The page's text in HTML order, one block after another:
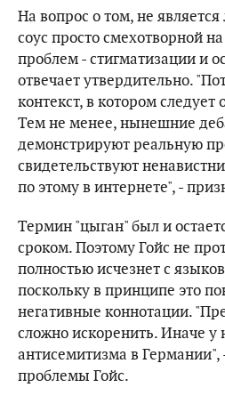
На вопрос о том, не является
соус просто смехотворной
проблем - стигматизации и
отвечает утвердительно.
контекст, в котором следует
Тем не менее, нынешние
демонстрируют реальную
свидетельствуют
по этому в интернете", -
Термин "цыган" был и
сроком. Поэтому Гойс не
полностью исчезнет с
поскольку в принципе это
негативные коннотации.
сложно искоренить. Иначе у
антисемитизма в Германии",
проблемы Гойс.